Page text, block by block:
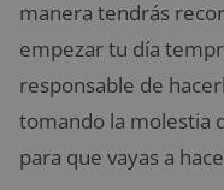
manera tendrás
empezar tu día
responsable de
tomando la molestia
para que vayas a